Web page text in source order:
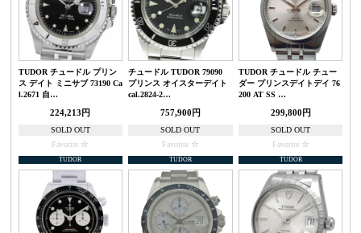
TUDOR チュードル プリン
ス デイト ミニサブ 73190 Ca
l.2671 自…
224,213円
SOLD OUT
Favorite
チュードル TUDOR 79090
プリンス オイスターデイト
cal.2824-2…
757,900円
SOLD OUT
Favorite
TUDOR チュードル チュー
ダー プリンスデイトデイ 76
200 AT SS …
299,800円
SOLD OUT
Favorite
TUDOR TUDOR TUDOR